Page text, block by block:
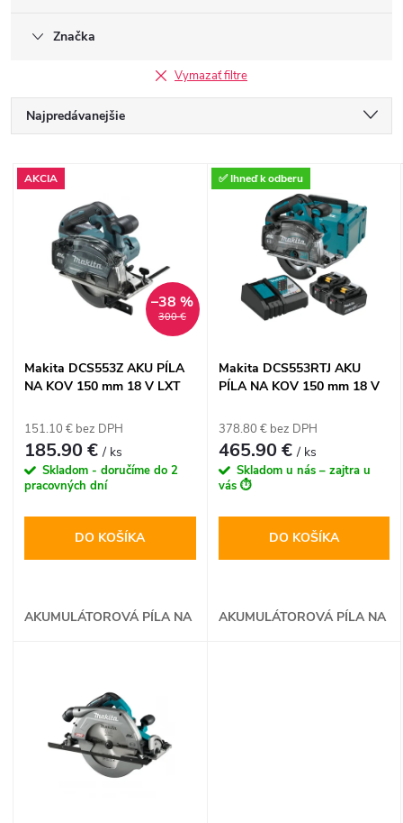
Značka
Vymazať filtre
R
a
e
p
o
d
u
Najpredávanejšie
Najdrahšie
Abecedne
V
s
o
k
AKCIA
300 €
–38 %
Makita DCS553Z AKU PÍLA
NA KOV 150 mm 18 V LXT
151.10 € bez DPH
185.90 €/ ks
Skladom - doručíme do 2
pracovných dní
DO KOŠÍKA
AKUMULÁTOROVÁ PÍLA NA
✅ Ihneď k odberu
Makita DCS553RTJ AKU
PÍLA NA KOV 150 mm 18 V
378.80 € bez DPH
465.90 €/ ks
Skladom u nás – zajtra u
vás ⏱️
DO KOŠÍKA
AKUMULÁTOROVÁ PÍLA NA